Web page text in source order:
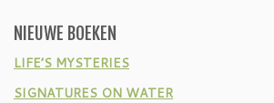
NIEUWE BOEKEN
LIFE’S MYSTERIES
SIGNATURES ON WATER